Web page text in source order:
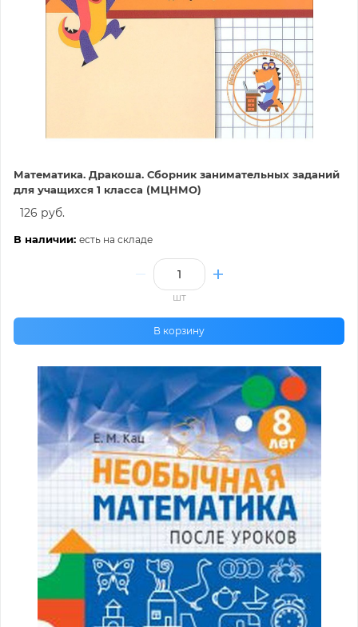
Математика. Дракоша. Сборник занимательных заданий
для учащихся 1 класса (МЦНМО)
126 руб.
В наличии: есть на складе
шт
В корзину